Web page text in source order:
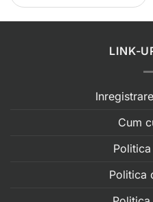
LINK-
Cum
Politica